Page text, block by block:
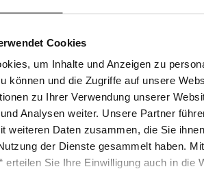
Cookies
um Inhalte und Anzeigen zu
können und die Zugriffe auf unsere
zu Ihrer Verwendung unserer
Analysen weiter. Unsere Partner
weiteren Daten zusammen, die Sie
der Dienste gesammelt haben.
erteilen Sie Ihre Einwilligung auch in die